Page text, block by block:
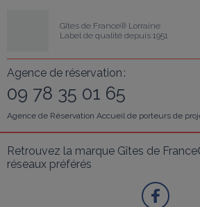
Gîtes de France® Lorraine
Label de qualité depuis 1951
Agence de réservation :
09 78 35 01 65
Agence de Réservation Accueil de porteurs de
Retrouvez la marque Gîtes de
réseaux préférés